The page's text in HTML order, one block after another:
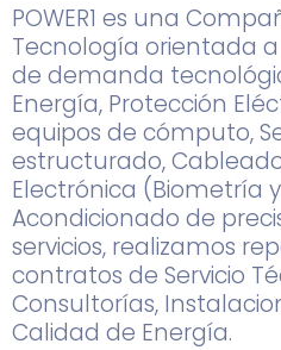
POWER1 es una
Tecnología orientada
de demanda
Energía, Protección
equipos de cómputo,
estructurado,
Electrónica (Biometría y
Acondicionado de
servicios, realizamos
contratos de Servicio
Consultorías,
Calidad de Energía.